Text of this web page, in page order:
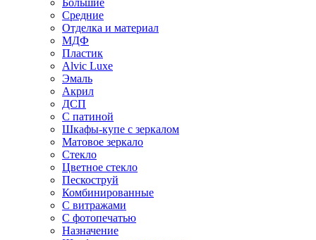
Большие
Средние
Отделка и материал
МДФ
Пластик
Alvic Luxe
Эмаль
Акрил
ДСП
С патиной
Шкафы-купе с зеркалом
Матовое зеркало
Стекло
Цветное стекло
Пескоструй
Комбинированные
С витражами
С фотопечатью
Назначение